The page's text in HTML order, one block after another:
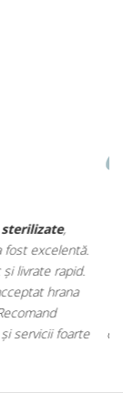
găsesc nu
veterinară:
Este foarte
animalul meu
produsele au fost
și foarte util